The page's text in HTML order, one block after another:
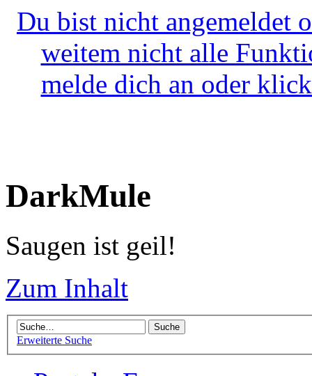
Du bist nicht angemeldet
weitem nicht alle
melde dich an oder
DarkMule
Saugen ist geil!
Zum Inhalt
Erweiterte Suche